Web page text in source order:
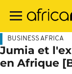
contenu
BUSINESS AFRICA
Jumia et
en Afrique